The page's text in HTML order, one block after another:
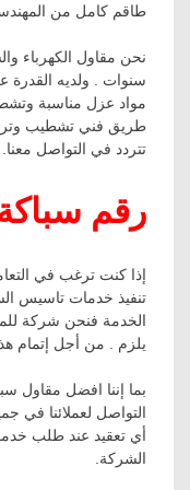
طاقم كامل من
نحن مقاول الكهرباء
سنوات . ولديه القدرة
مواد عزل مناسبة
طريق فني تشطيب
تتردد في التواصل معنا.
رقم
إذا كنت ترغب في
تنفيذ خدمات تاسيس
الخدمة فنحن شركة
يلزم . من أجل إتمام
بما إننا افضل مقاول
التواصل لعملائنا في
أي تعقيد عند طلب
الشركة.